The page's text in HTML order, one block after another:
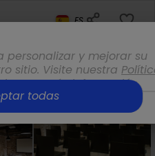
ES
personalizar y mejorar su
sitio. Visite nuestra
más información.
todas